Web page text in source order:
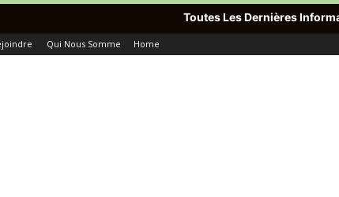
Qui Nous Somme Home
Toutes Les Dernières Informations Du Monde